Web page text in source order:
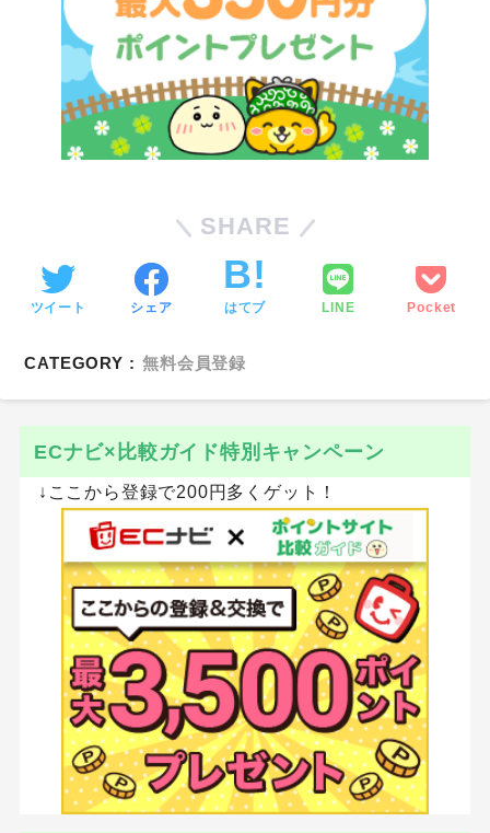
SHARE
ツイート シェア はてブ LINE Pocket
CATEGORY : 無料会員登録
ECナビ×比較ガイド特別キャンペーン
↓ここから登録で200円多くゲット！